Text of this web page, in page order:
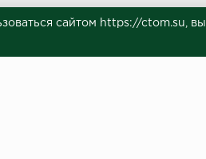
сайтом https://ctom.su, вы